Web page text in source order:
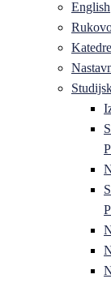
English
Katedre